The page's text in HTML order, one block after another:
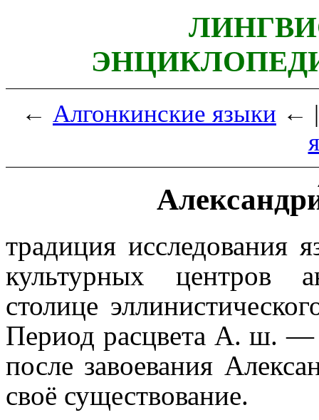
← Алгонкинские языки ←
традиция исследования
культурных центров
столице
Период расцвета А. ш.
после завоевания
своё существование.